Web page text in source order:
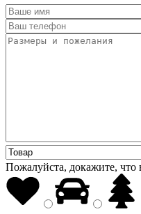
Пожалуйста, докажите, что